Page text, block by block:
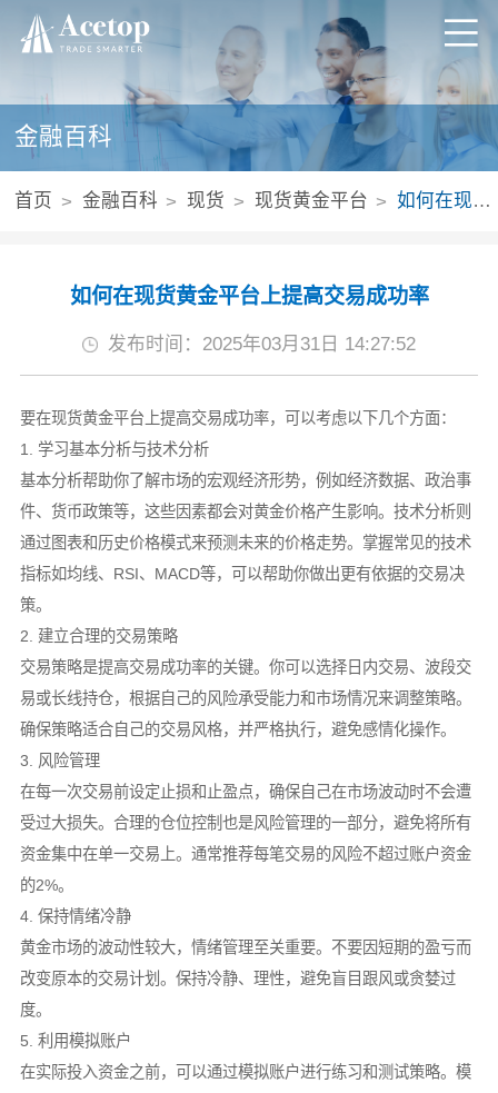
金融百科
首页 金融百科 现货 现货黄金平台 如何在现货黄金平台上提高交易成功率
如何在现货黄金平台上提高交易成功率
发布时间：2025年03月31日 14:27:52
要在现货黄金平台上提高交易成功率，可以考虑以下几个方面：
1. 学习基本分析与技术分析
基本分析帮助你了解市场的宏观经济形势，例如经济数据、政治事
件、货币政策等，这些因素都会对黄金价格产生影响。技术分析则
通过图表和历史价格模式来预测未来的价格走势。掌握常见的技术
指标如均线、RSI、MACD等，可以帮助你做出更有依据的交易决
策。
2. 建立合理的交易策略
交易策略是提高交易成功率的关键。你可以选择日内交易、波段交
易或长线持仓，根据自己的风险承受能力和市场情况来调整策略。
确保策略适合自己的交易风格，并严格执行，避免感情化操作。
3. 风险管理
在每一次交易前设定止损和止盈点，确保自己在市场波动时不会遭
受过大损失。合理的仓位控制也是风险管理的一部分，避免将所有
资金集中在单一交易上。通常推荐每笔交易的风险不超过账户资金
的2%。
4. 保持情绪冷静
黄金市场的波动性较大，情绪管理至关重要。不要因短期的盈亏而
改变原本的交易计划。保持冷静、理性，避免盲目跟风或贪婪过
度。
5. 利用模拟账户
在实际投入资金之前，可以通过模拟账户进行练习和测试策略。模